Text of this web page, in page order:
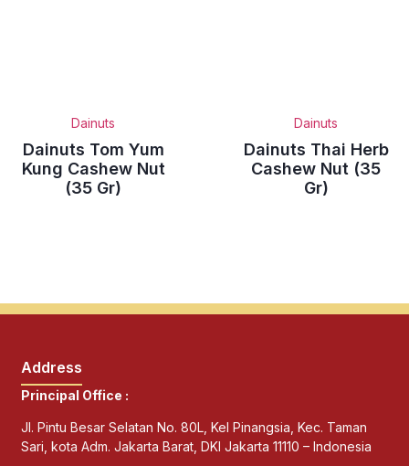
Dainuts
Dainuts Tom Yum
Kung Cashew Nut
(35 Gr)
Dainuts
Dainuts Thai Herb
Cashew Nut (35
Gr)
Address
Principal Office :
Jl. Pintu Besar Selatan No. 80L, Kel Pinangsia, Kec. Taman
Sari, kota Adm. Jakarta Barat, DKI Jakarta 11110 – Indonesia